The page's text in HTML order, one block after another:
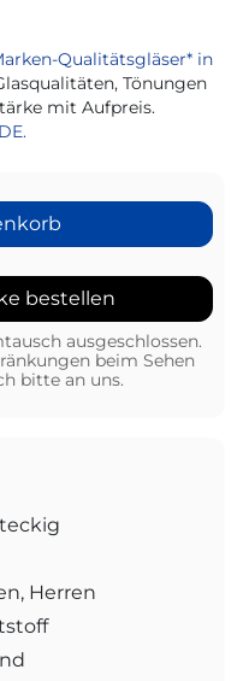
Qualitätsgläser* in
Tönungen
mit Aufpreis.
bestellen
ausgeschlossen.
beim Sehen
bitte an uns.
Herren